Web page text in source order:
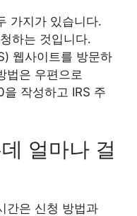
가지가 있습니다.
하는 것입니다.
웹사이트를 방문하
법은 우편으로
작성하고 IRS 주
얼마나 걸
간은 신청 방법과